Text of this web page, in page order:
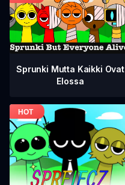
Sprunki Mutta Kaikki Ovat
Elossa